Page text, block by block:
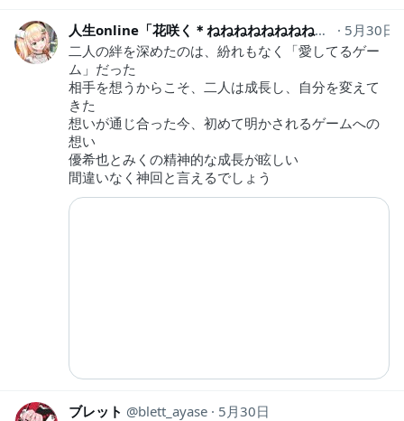
人生online「花咲く＊ねねねねねねねね超開花！」​現地参戦確定
5月30日
二人の絆を深めたのは、紛れもなく「愛してるゲー
ム」だった
相手を想うからこそ、二人は成長し、自分を変えて
きた
想いが通じ合った今、初めて明かされるゲームへの
想い
優希也とみくの精神的な成長が眩しい
間違いなく神回と言えるでしょう
ブレット blett_ayase
5月30日